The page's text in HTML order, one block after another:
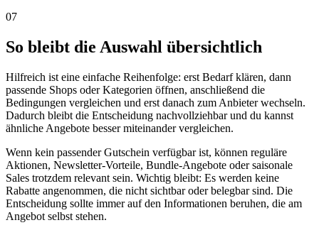
07
So bleibt die Auswahl übersichtlich
Hilfreich ist eine einfache Reihenfolge: erst Bedarf klären, dann
passende Shops oder Kategorien öffnen, anschließend die
Bedingungen vergleichen und erst danach zum Anbieter wechseln.
Dadurch bleibt die Entscheidung nachvollziehbar und du kannst
ähnliche Angebote besser miteinander vergleichen.
Wenn kein passender Gutschein verfügbar ist, können reguläre
Aktionen, Newsletter-Vorteile, Bundle-Angebote oder saisonale
Sales trotzdem relevant sein. Wichtig bleibt: Es werden keine
Rabatte angenommen, die nicht sichtbar oder belegbar sind. Die
Entscheidung sollte immer auf den Informationen beruhen, die am
Angebot selbst stehen.